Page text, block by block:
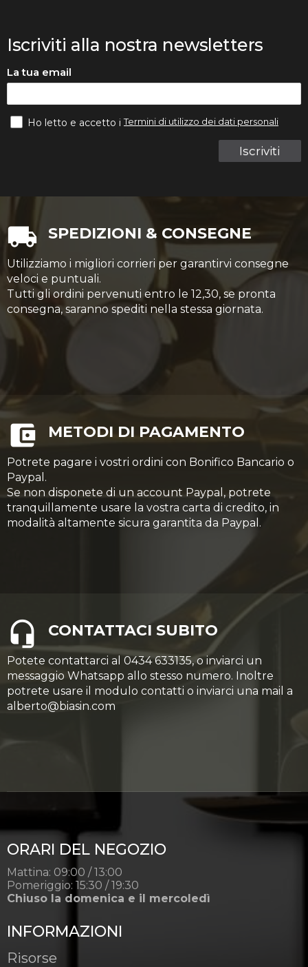
Iscriviti alla nostra newsletters
La tua email
Iscriviti
Ho letto e accetto iTermini di utilizzo dei dati personali
SPEDIZIONI & CONSEGNE
Utilizziamo i migliori corrieri per garantirvi consegne
veloci e puntuali.
Tutti gli ordini pervenuti entro le 12,30, se pronta
consegna, saranno spediti nella stessa giornata.
METODI DI PAGAMENTO
Potrete pagare i vostri ordini con Bonifico Bancario o
Paypal.
Se non disponete di un account Paypal, potrete
tranquillamente usare la vostra carta di credito, in
modalità altamente sicura garantita da Paypal.
CONTATTACI SUBITO
Potete contattarci al 0434 633135, o inviarci un
messaggio Whatsapp allo stesso numero. Inoltre
potrete usare il modulo contatti o inviarci una mail a
alberto@biasin.com
ORARI DEL NEGOZIO
Mattina: 09:00 / 13:00
Pomeriggio: 15:30 / 19:30
Chiuso la domenica e il mercoledì
INFORMAZIONI
Risorse